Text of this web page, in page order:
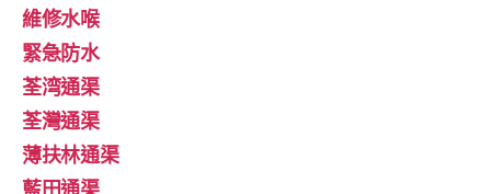
維修水喉
緊急防水
荃湾通渠
荃灣通渠
薄扶林通渠
藍田通渠